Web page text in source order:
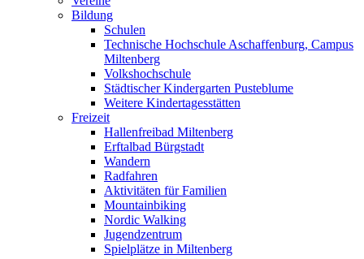
Bildung
Schulen
Technische Hochschule Aschaffenburg, Campus
Miltenberg
Volkshochschule
Städtischer Kindergarten Pusteblume
Weitere Kindertagesstätten
Freizeit
Hallenfreibad Miltenberg
Erftalbad Bürgstadt
Wandern
Radfahren
Aktivitäten für Familien
Mountainbiking
Nordic Walking
Jugendzentrum
Spielplätze in Miltenberg